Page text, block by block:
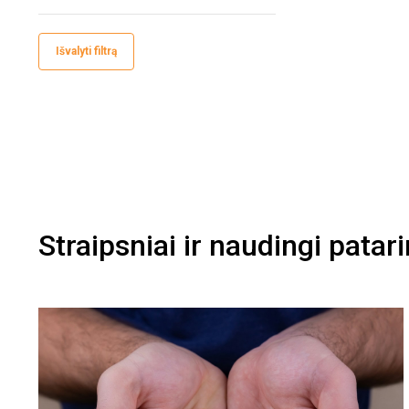
Išvalyti filtrą
Straipsniai ir naudingi